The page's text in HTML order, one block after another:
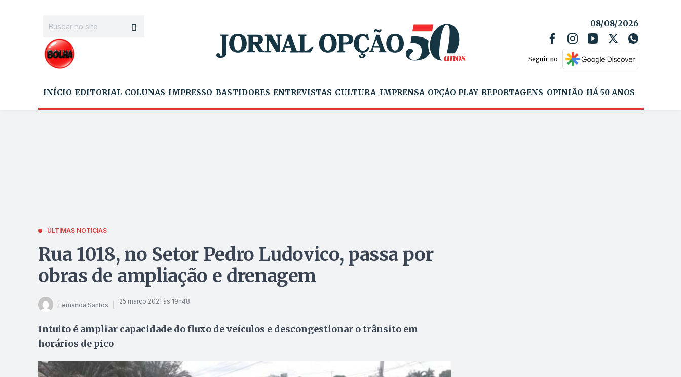
08/08/2026
Seguir no
INÍCIO EDITORIAL COLUNAS IMPRESSO BASTIDORES ENTREVISTAS CULTURA IMPRENSA OPÇÃO PLAY REPORTAGENS OPINIÃO HÁ 50 ANOS
ÚLTIMAS NOTÍCIAS
Rua 1018, no Setor Pedro Ludovico, passa por
obras de ampliação e drenagem
Fernanda Santos 25 março 2021 às 19h48
Intuito é ampliar capacidade do fluxo de veículos e descongestionar o trânsito em
horários de pico